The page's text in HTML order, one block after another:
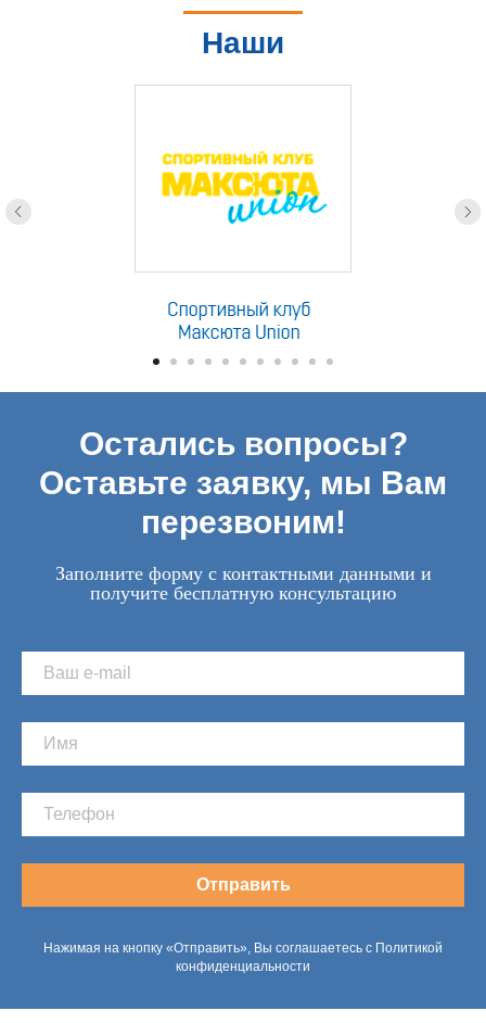
Наши
Остались вопросы?
Оставьте заявку, мы Вам
перезвоним!
Заполните форму с контактными данными и
получите бесплатную консультацию
Отправить
Нажимая на кнопку «Отправить», Вы соглашаетесь с Политикой
конфиденциальности